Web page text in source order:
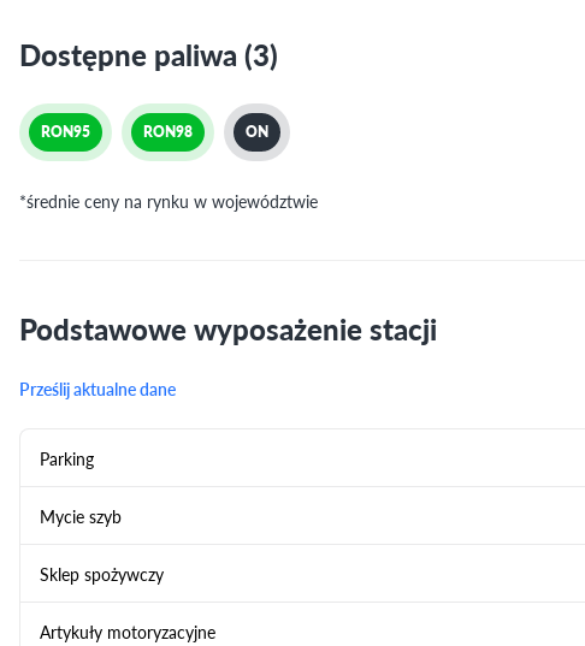
Dostępne paliwa (3)
RON95 RON98 ON
*średnie ceny na rynku w województwie
Podstawowe wyposażenie stacji
Prześlij aktualne dane
Parking
Mycie szyb
Sklep spożywczy
Artykuły motoryzacyjne